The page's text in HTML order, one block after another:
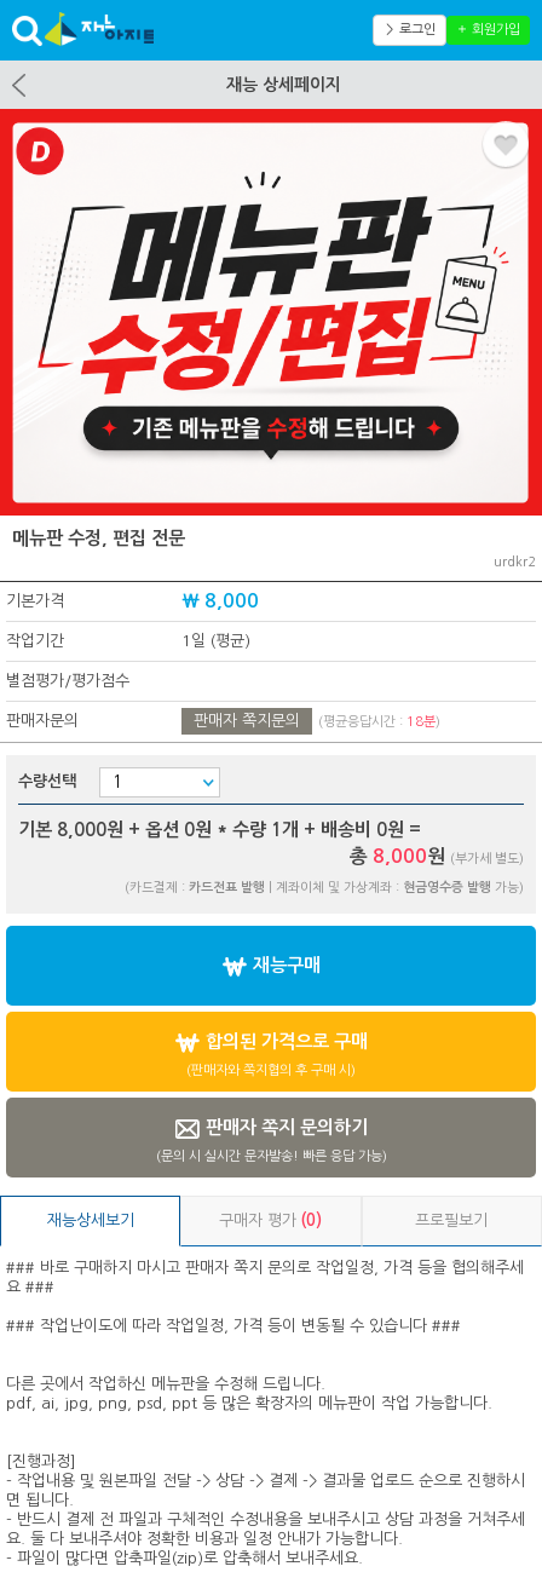
＞ 로그인 ＋ 회원가입
재능 상세페이지
메뉴판 수정, 편집 전문
urdkr2
기본가격 ₩ 8,000
작업기간 1일 (평균)
별점평가/평가점수
판매자문의 판매자 쪽지문의 (평균응답시간 : 18분)
수량선택
기본 8,000원 + 옵션 0원 * 수량 1 개 + 배송비 0원 =
총 8,000원 (부가세 별도)
(카드결제 : 카드전표 발행 | 계좌이체 및 가상계좌 : 현금영수증 발행 가능)
재능구매
합의된 가격으로 구매
(판매자와 쪽지협의 후 구매 시)
판매자 쪽지 문의하기
(문의 시 실시간 문자발송! 빠른 응답 가능)
재능상세보기 구매자 평가(0) 프로필보기
### 바로 구매하지 마시고 판매자 쪽지 문의로 작업일정, 가격 등을 협의해주세
요 ###
### 작업난이도에 따라 작업일정, 가격 등이 변동될 수 있습니다 ###
다른 곳에서 작업하신 메뉴판을 수정해 드립니다.
pdf, ai, jpg, png, psd, ppt 등 많은 확장자의 메뉴판이 작업 가능합니다.
[진행과정]
- 작업내용 및 원본파일 전달 -> 상담 -> 결제 -> 결과물 업로드 순으로 진행하시
면 됩니다.
- 반드시 결제 전 파일과 구체적인 수정내용을 보내주시고 상담 과정을 거쳐주세
요. 둘 다 보내주셔야 정확한 비용과 일정 안내가 가능합니다.
- 파일이 많다면 압축파일(zip)로 압축해서 보내주세요.